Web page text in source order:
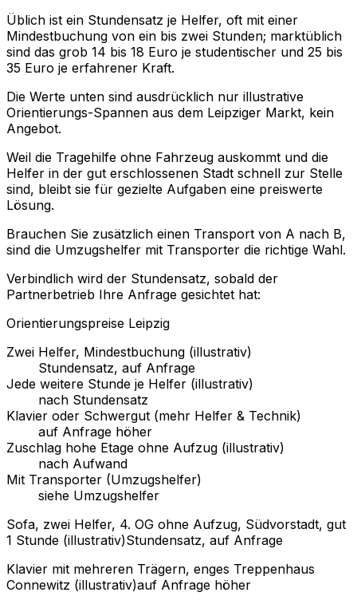
Üblich ist ein Stundensatz je Helfer, oft mit einer
Mindestbuchung von ein bis zwei Stunden; marktüblich
sind das grob 14 bis 18 Euro je studentischer und 25 bis
35 Euro je erfahrener Kraft.
Die Werte unten sind ausdrücklich nur illustrative
Orientierungs-Spannen aus dem Leipziger Markt, kein
Angebot.
Weil die Tragehilfe ohne Fahrzeug auskommt und die
Helfer in der gut erschlossenen Stadt schnell zur Stelle
sind, bleibt sie für gezielte Aufgaben eine preiswerte
Lösung.
Brauchen Sie zusätzlich einen Transport von A nach B,
sind die Umzugshelfer mit Transporter die richtige Wahl.
Verbindlich wird der Stundensatz, sobald der
Partnerbetrieb Ihre Anfrage gesichtet hat:
Orientierungspreise Leipzig
Zwei Helfer, Mindestbuchung (illustrativ)
Stundensatz, auf Anfrage
Jede weitere Stunde je Helfer (illustrativ)
nach Stundensatz
Klavier oder Schwergut (mehr Helfer & Technik)
auf Anfrage höher
Zuschlag hohe Etage ohne Aufzug (illustrativ)
nach Aufwand
Mit Transporter (Umzugshelfer)
siehe Umzugshelfer
Sofa, zwei Helfer, 4. OG ohne Aufzug, Südvorstadt, gut
1 Stunde (illustrativ)Stundensatz, auf Anfrage
Klavier mit mehreren Trägern, enges Treppenhaus
Connewitz (illustrativ)auf Anfrage höher